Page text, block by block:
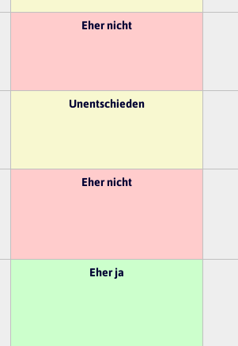
Eher nicht
Unentschieden
Eher nicht
Eher ja